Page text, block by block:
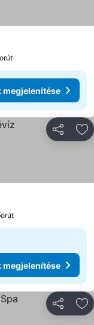
megjelenítése
megjelenítése